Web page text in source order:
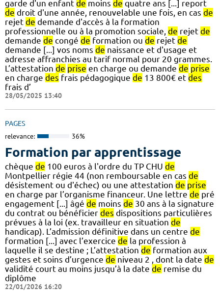
garde d'un enfant de moins de quatre ans [...] report
de droit d'une année, renouvelable une fois, en cas de
rejet de demande d'accès à la formation
professionnelle ou à la promotion sociale, de rejet de
demande de congé de formation ou de rejet de
demande [...] vos noms de naissance et d'usage et
adresse affranchies au tarif normal pour 20 grammes.
L’attestation de prise en charge ou demande de prise
en charge des frais pédagogique de 13 800€ et des
frais d’
28/05/2025 13:40
PAGES
relevance: 36%
Formation par apprentissage
chèque de 100 euros à l'ordre du TP CHU de
Montpellier régie 44 (non remboursable en cas de
désistement ou d'échec) ou une attestation de prise
en charge par l’organisme financeur. Une lettre de pré
engagement [...] âgé de moins de 30 ans à la signature
du contrat ou bénéficier des dispositions particulières
prévues à la loi (ex. travailleur en situation de
handicap). L’admission définitive dans un centre de
formation [...] avec l’exercice de la profession à
laquelle il se destine ; L’attestation de formation aux
gestes et soins d’urgence de niveau 2 , dont la date de
validité court au moins jusqu’à la date de remise du
diplôme
22/01/2026 16:20